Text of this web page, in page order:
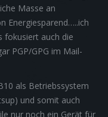
Masse an
Energiesparend…..ich
fokusiert auch die
PGP/GPG im Mail-
als Betriebssystem
und somit auch
nur noch ein Gerät für